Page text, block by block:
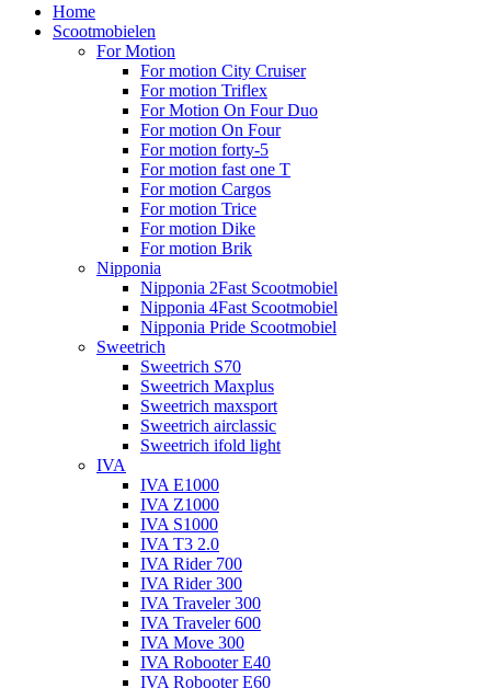
Home
Scootmobielen
For Motion
For motion City Cruiser
For motion Triflex
For Motion On Four Duo
For motion On Four
For motion forty-5
For motion fast one T
For motion Cargos
For motion Trice
For motion Dike
For motion Brik
Nipponia
Nipponia 2Fast Scootmobiel
Nipponia 4Fast Scootmobiel
Nipponia Pride Scootmobiel
Sweetrich
Sweetrich S70
Sweetrich Maxplus
Sweetrich maxsport
Sweetrich airclassic
Sweetrich ifold light
IVA
IVA E1000
IVA Z1000
IVA S1000
IVA T3 2.0
IVA Rider 700
IVA Rider 300
IVA Traveler 300
IVA Traveler 600
IVA Move 300
IVA Robooter E40
IVA Robooter E60